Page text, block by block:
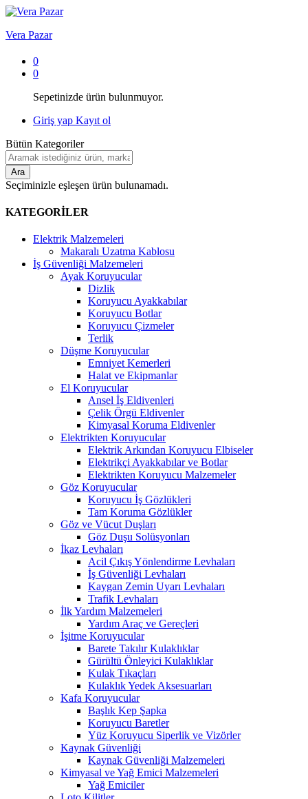
Vera Pazar
0
0
Sepetinizde ürün bulunmuyor.
Giriş yap Kayıt ol
Bütün Kategoriler
Ara
Seçiminizle eşleşen ürün bulunamadı.
KATEGORİLER
Elektrik Malzemeleri
Makaralı Uzatma Kablosu
İş Güvenliği Malzemeleri
Ayak Koruyucular
Dizlik
Koruyucu Ayakkabılar
Koruyucu Botlar
Koruyucu Çizmeler
Terlik
Düşme Koruyucular
Emniyet Kemerleri
Halat ve Ekipmanlar
El Koruyucular
Ansel İş Eldivenleri
Çelik Örgü Eldivenler
Kimyasal Koruma Eldivenler
Elektrikten Koruyucular
Elektrik Arkından Koruyucu Elbiseler
Elektrikçi Ayakkabılar ve Botlar
Elektrikten Koruyucu Malzemeler
Göz Koruyucular
Koruyucu İş Gözlükleri
Tam Koruma Gözlükler
Göz ve Vücut Duşları
Göz Duşu Solüsyonları
İkaz Levhaları
Acil Çıkış Yönlendirme Levhaları
İş Güvenliği Levhaları
Kaygan Zemin Uyarı Levhaları
Trafik Levhaları
İlk Yardım Malzemeleri
Yardım Araç ve Gereçleri
İşitme Koruyucular
Barete Takılır Kulaklıklar
Gürültü Önleyici Kulaklıklar
Kulak Tıkaçları
Kulaklık Yedek Aksesuarları
Kafa Koruyucular
Başlık Kep Şapka
Koruyucu Baretler
Yüz Koruyucu Siperlik ve Vizörler
Kaynak Güvenliği
Kaynak Güvenliği Malzemeleri
Kimyasal ve Yağ Emici Malzemeleri
Yağ Emiciler